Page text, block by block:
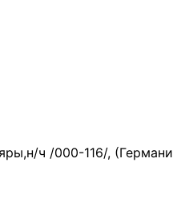
ч /000-116/,